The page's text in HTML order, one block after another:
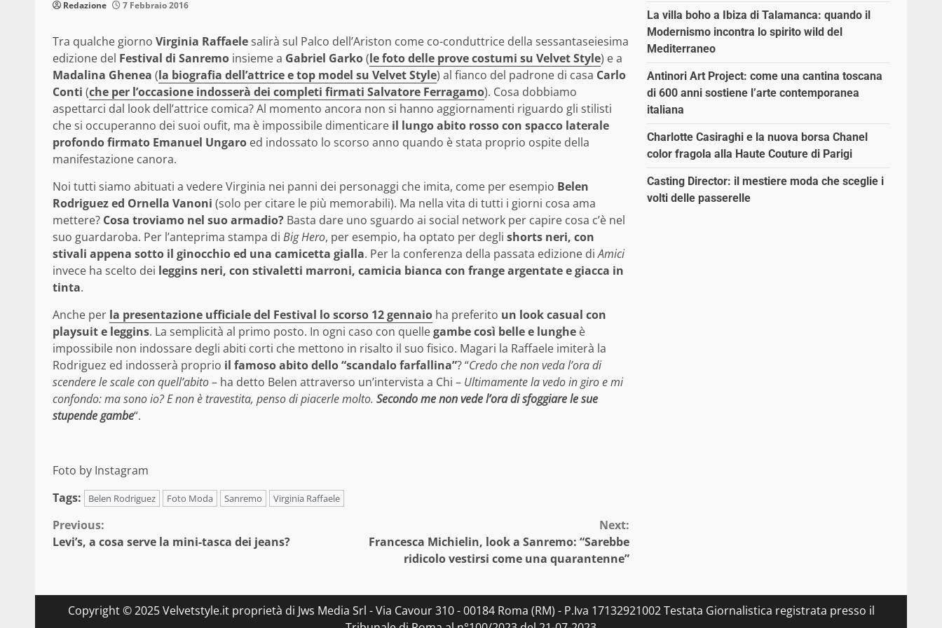
Redazione 7 Febbraio 2016
Tra qualche giorno Virginia Raffaelesalirà sul Palco dell’Ariston come co-conduttrice della sessantaseiesima
edizione del Festival di Sanremo insieme a Gabriel Garko(le foto delle prove costumi su Velvet Style) e a
Madalina Ghenea (la biografia dell’attrice e top model su Velvet Style) al fianco del padrone di casa Carlo
Conti (che per l’occasione indosserà dei completi firmati Salvatore Ferragamo). Cosa dobbiamo
aspettarci dal look dell’attrice comica? Al momento ancora non si hanno aggiornamenti riguardo gli stilisti
che si occuperanno dei suoi oufit, ma è impossibile dimenticare il lungo abito rosso con spacco laterale
profondo firmato Emanuel Ungaro ed indossato lo scorso anno quando è stata proprio ospite della
manifestazione canora.
Noi tutti siamo abituati a vedere Virginia nei panni dei personaggi che imita, come per esempio Belen
Rodriguez ed Ornella Vanoni (solo per citare le più memorabili). Ma nella vita di tutti i giorni cosa ama
mettere? Cosa troviamo nel suo armadio? Basta dare uno sguardo ai social network per capire cosa c’è nel
suo guardaroba. Per l’anteprima stampa di Big Hero, per esempio, ha optato per degli shorts neri, con
stivali appena sotto il ginocchio ed una camicetta gialla. Per la conferenza della passata edizione diAmici
invece ha scelto dei leggins neri, con stivaletti marroni, camicia bianca con frange argentate e giacca in
tinta.
Anche per la presentazione ufficiale del Festival lo scorso 12 gennaio ha preferito un look casual con
playsuit e leggins. La semplicità al primo posto. In ogni caso con quellegambe così belle e lunghe è
impossibile non indossare degli abiti corti che mettono in risalto il suo fisico. Magari la Raffaele imiterà la
Rodriguez ed indosserà proprio il famoso abito dello “scandalo farfallina”? “Credo che non veda l’ora di
scendere le scale con quell’abito– ha detto Belen attraverso un’intervista a Chi – Ultimamente la vedo in giro e mi
confondo: ma sono io? E non è travestita, penso di piacerle molto. Secondo me non vede l’ora di sfoggiare le sue
stupende gambe“.
Foto by Instagram
Tags:
Belen Rodriguez Foto Moda Sanremo Virginia Raffaele
Continue
Previous:
Levi’s, a cosa serve la mini-tasca dei jeans?
Next:
Francesca Michielin, look a Sanremo: “Sarebbe
ridicolo vestirsi come una quarantenne”
La villa boho a Ibiza di Talamanca: quando il
Modernismo incontra lo spirito wild del
Mediterraneo
Antinori Art Project: come una cantina toscana
di 600 anni sostiene l’arte contemporanea
italiana
Charlotte Casiraghi e la nuova borsa Chanel
color fragola alla Haute Couture di Parigi
Casting Director: il mestiere moda che sceglie i
volti delle passerelle
Copyright © 2025 Velvetstyle.it proprietà di Jws Media Srl - Via Cavour 310 - 00184 Roma (RM) - P.Iva 17132921002 Testata Giornalistica registrata presso il